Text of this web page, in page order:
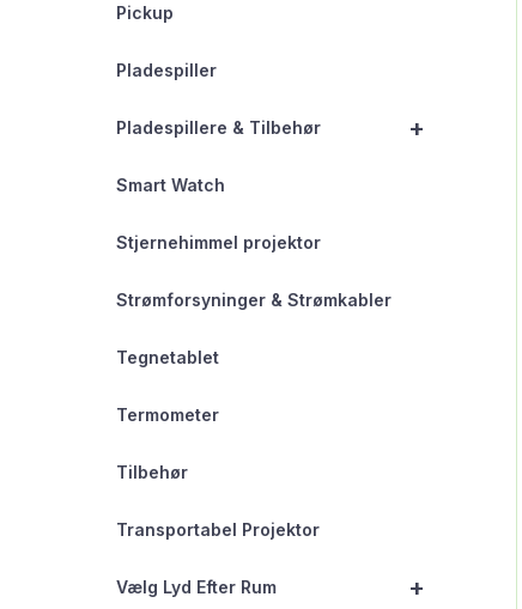
Pickup
Pladespiller
+
Pladespillere & Tilbehør
Smart Watch
Stjernehimmel projektor
Strømforsyninger & Strømkabler
Tegnetablet
Termometer
Tilbehør
Transportabel Projektor
+
Vælg Lyd Efter Rum